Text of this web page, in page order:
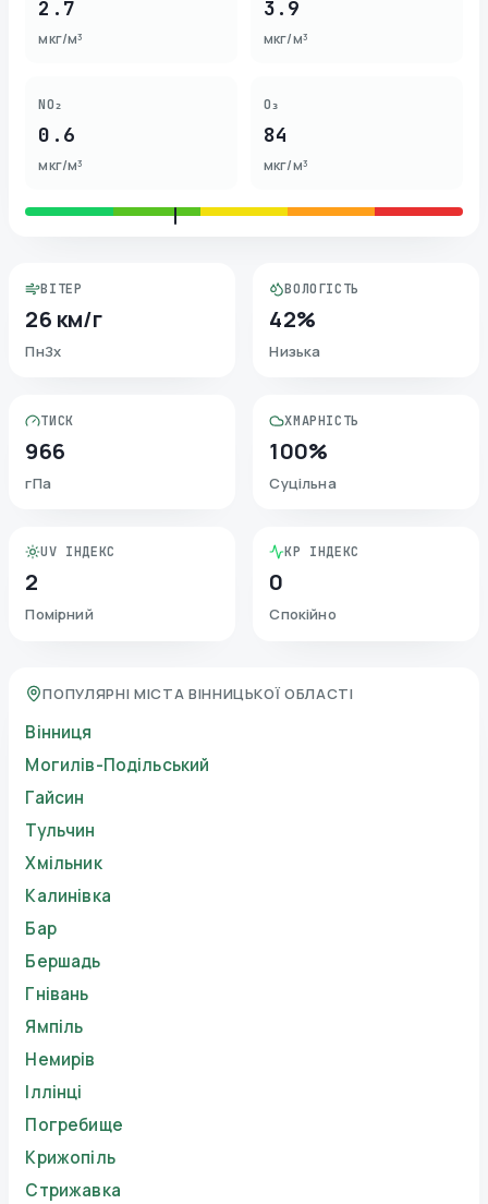
2.7
мкг/м³
3.9
мкг/м³
NO₂
0.6
мкг/м³
O₃
84
мкг/м³
ВІТЕР
26 км/г
ПнЗх
ВОЛОГІСТЬ
42%
Низька
ТИСК
966
гПа
ХМАРНІСТЬ
100%
Суцільна
UV ІНДЕКС
2
Помірний
KP ІНДЕКС
0
Спокійно
ПОПУЛЯРНІ МІСТА ВІННИЦЬКОЇ ОБЛАСТІ
Вінниця
Могилів-Подільський
Гайсин
Тульчин
Хмільник
Калинівка
Бар
Бершадь
Гнівань
Ямпіль
Немирів
Іллінці
Погребище
Крижопіль
Стрижавка